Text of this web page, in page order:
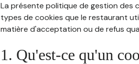
La présente politique de gestion des
types de cookies que le restaurant
matière d'acceptation ou de refus
1. Qu'est-ce qu'un